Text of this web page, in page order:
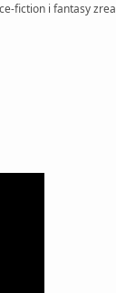
fiction i fantasy